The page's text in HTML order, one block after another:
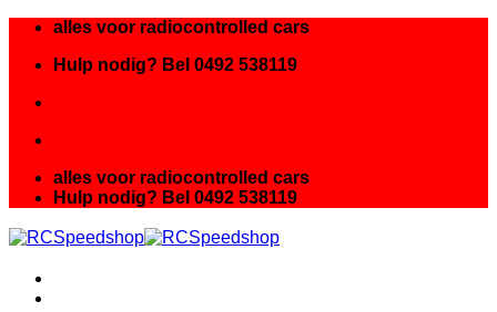
inhoud
alles voor radiocontrolled cars
Hulp nodig? Bel 0492 538119
alles voor radiocontrolled cars
Hulp nodig? Bel 0492 538119